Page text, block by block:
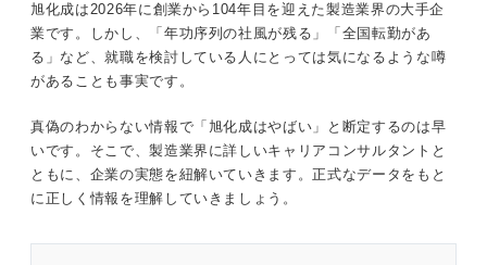
旭化成は2026年に創業から104年目を迎えた製造業界の大手企
業です。しかし、「年功序列の社風が残る」「全国転勤があ
る」など、就職を検討している人にとっては気になるような噂
があることも事実です。
真偽のわからない情報で「旭化成はやばい」と断定するのは早
いです。そこで、製造業界に詳しいキャリアコンサルタントと
ともに、企業の実態を紐解いていきます。正式なデータをもと
に正しく情報を理解していきましょう。